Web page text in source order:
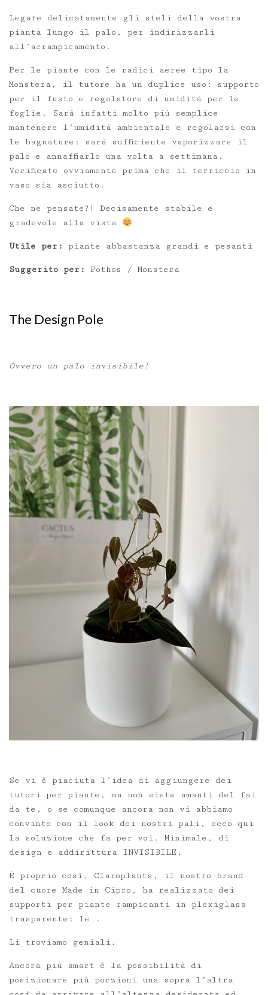
Legate delicatamente gli steli della vostra
pianta lungo il palo, per indirizzarli
all’arrampicamento.
Per le piante con le radici aeree tipo la
Monstera, il tutore ha un duplice uso: supporto
per il fusto e regolatore di umidità per le
foglie. Sarà infatti molto più semplice
mantenere l’umidità ambientale e regolarsi con
le bagnature: sarà sufficiente vaporizzare il
palo e annaffiarlo una volta a settimana.
Verificate ovviamente prima che il terriccio in
vaso sia asciutto.
Che ne pensate?! Decisamente stabile e
gradevole alla vista
Utile per: piante abbastanza grandi e pesanti
Suggerito per: Pothos / Monstera
The Design Pole
Ovvero un palo invisibile!
Se vi è piaciuta l’idea di aggiungere dei
tutori per piante, ma non siete amanti del fai
da te, o se comunque ancora non vi abbiamo
convinto con il look dei nostri pali, ecco qui
la soluzione che fa per voi. Minimale, di
design e addirittura INVISIBILE.
È proprio così, Claroplants, il nostro brand
del cuore Made in Cipro, ha realizzato dei
supporti per piante rampicanti in plexiglass
trasparente: le .
Li troviamo geniali.
Ancora più smart è la possibilità di
posizionare più porzioni una sopra l’altra